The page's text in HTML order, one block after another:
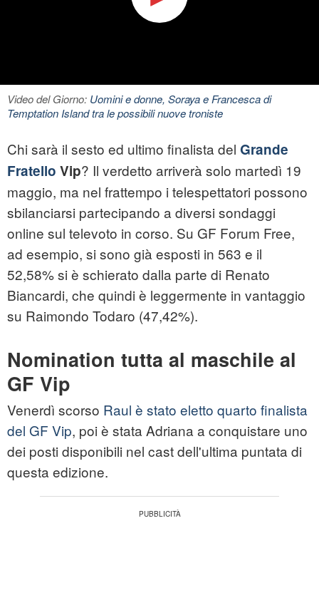
Video del Giorno: Uomini e donne, Soraya e Francesca di
Temptation Island tra le possibili nuove troniste
Chi sarà il sesto ed ultimo finalista del Grande
Fratello Vip? Il verdetto arriverà solo martedì 19
maggio, ma nel frattempo i telespettatori possono
sbilanciarsi partecipando a diversi sondaggi
online sul televoto in corso. Su GF Forum Free,
ad esempio, si sono già esposti in 563 e il
52,58% si è schierato dalla parte di Renato
Biancardi, che quindi è leggermente in vantaggio
su Raimondo Todaro (47,42%).
Nomination tutta al maschile al
GF Vip
Venerdì scorso Raul è stato eletto quarto finalista
del GF Vip, poi è stata Adriana a conquistare uno
dei posti disponibili nel cast dell'ultima puntata di
questa edizione.